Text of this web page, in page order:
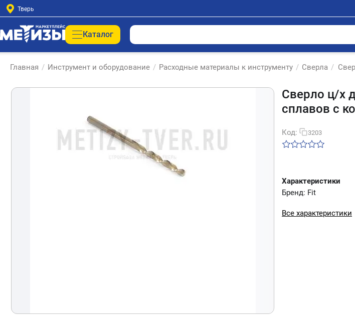
Тверь
Каталог
Главная / Инструмент и оборудование / Расходные материалы к инструменту / Сверла /
Сверло ц/х
сплавов с
Код: 3203
Характеристики
Бренд: Fit
Все характеристики